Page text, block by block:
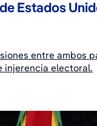
Estados
entre ambos
injerencia electoral.